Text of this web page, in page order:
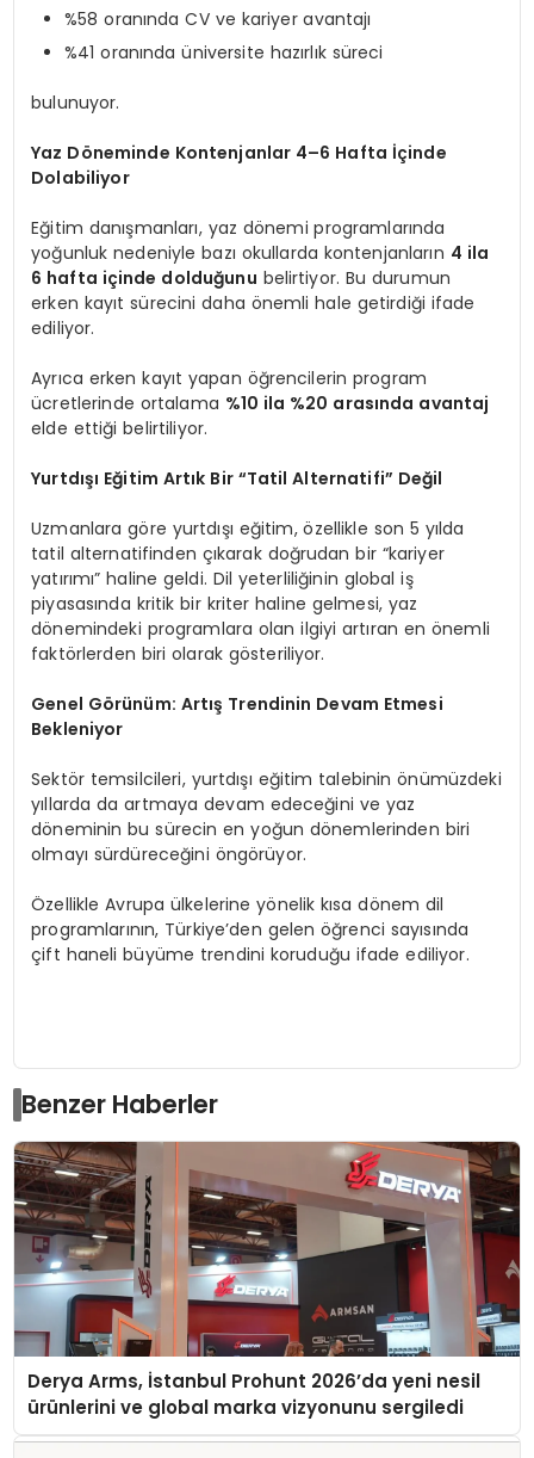
%58 oranında CV ve kariyer avantajı
%41 oranında üniversite hazırlık süreci
bulunuyor.
Yaz Döneminde Kontenjanlar 4–6 Hafta İçinde
Dolabiliyor
Eğitim danışmanları, yaz dönemi programlarında
yoğunluk nedeniyle bazı okullarda kontenjanların 4 ila
6 hafta içinde dolduğunu belirtiyor. Bu durumun
erken kayıt sürecini daha önemli hale getirdiği ifade
ediliyor.
Ayrıca erken kayıt yapan öğrencilerin program
ücretlerinde ortalama %10 ila %20 arasında avantaj
elde ettiği belirtiliyor.
Yurtdışı Eğitim Artık Bir “Tatil Alternatifi” Değil
Uzmanlara göre yurtdışı eğitim, özellikle son 5 yılda
tatil alternatifinden çıkarak doğrudan bir “kariyer
yatırımı” haline geldi. Dil yeterliliğinin global iş
piyasasında kritik bir kriter haline gelmesi, yaz
dönemindeki programlara olan ilgiyi artıran en önemli
faktörlerden biri olarak gösteriliyor.
Genel Görünüm: Artış Trendinin Devam Etmesi
Bekleniyor
Sektör temsilcileri, yurtdışı eğitim talebinin önümüzdeki
yıllarda da artmaya devam edeceğini ve yaz
döneminin bu sürecin en yoğun dönemlerinden biri
olmayı sürdüreceğini öngörüyor.
Özellikle Avrupa ülkelerine yönelik kısa dönem dil
programlarının, Türkiye’den gelen öğrenci sayısında
çift haneli büyüme trendini koruduğu ifade ediliyor.
Benzer Haberler
Derya Arms, İstanbul Prohunt 2026’da yeni nesil
ürünlerini ve global marka vizyonunu sergiledi